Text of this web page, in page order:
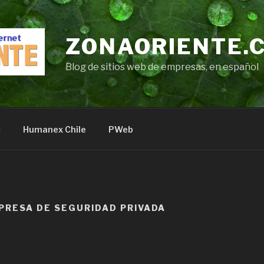
Blog de sitios web de empresas, en español
Humanex Chile PWeb
DE SEGURIDAD PRIVADA